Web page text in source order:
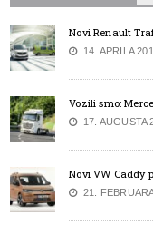
Novi Renault
14. APRILA
Vozili smo:
17. AUGUSTA
Novi VW Caddy
21.